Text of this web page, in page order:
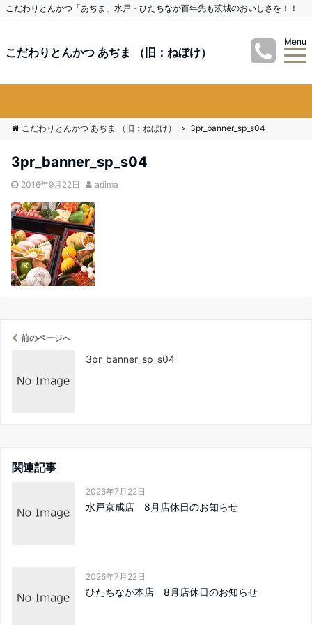
こだわりとんかつ「あぢま」水戸・ひたちなか百年先も茨城のおいしさを！！
こだわりとんかつ あぢま （旧：ねぼけ）
Menu
こだわりとんかつ あぢま （旧：ねぼけ） 3pr_banner_sp_s04
3pr_banner_sp_s04
2016年9月22日 adima
前のページへ
3pr_banner_sp_s04
関連記事
2026年7月22日
水戸京成店 8月店休日のお知らせ
2026年7月22日
ひたちなか本店 8月店休日のお知らせ